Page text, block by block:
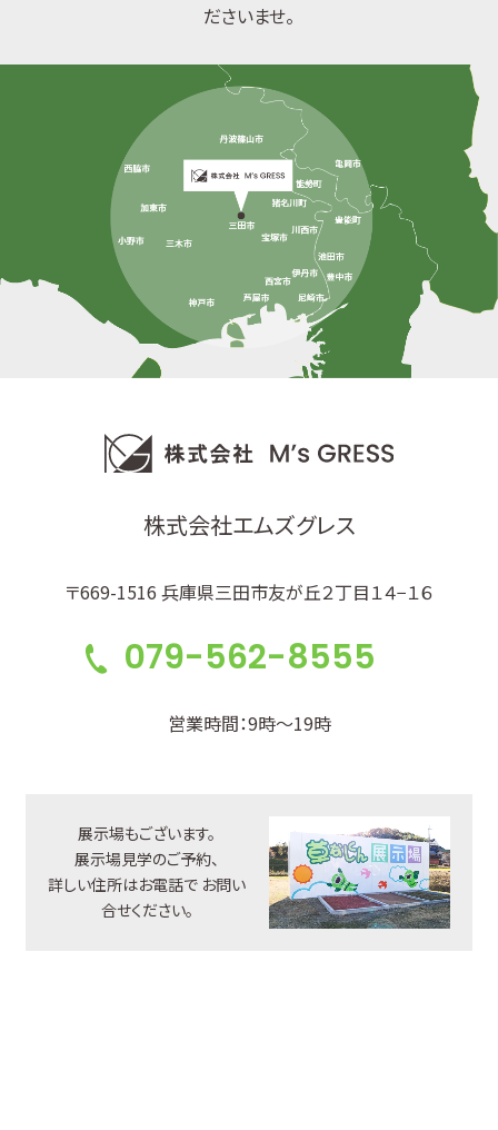
ださいませ。
株式会社エムズグレス
〒669-1516 兵庫県三田市友が丘２丁目１４−１６
079-562-8555
営業時間：9時～19時
展示場もございます。
展示場見学のご予約、
詳しい住所はお電話で お問い
合せください。